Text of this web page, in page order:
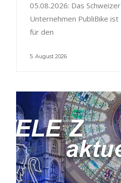
05.08.2026: Das Schweizer
Unternehmen PubliBike ist
für den
5. August 2026